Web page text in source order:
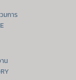
มการ
น